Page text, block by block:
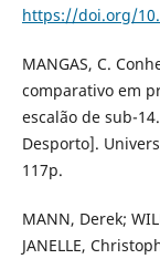
https://doi.org/
MANGAS, C.
comparativo em
escalão de sub-
Desporto].
117p.
MANN, Derek;
JANELLE,